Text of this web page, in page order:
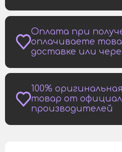
Оплата при
оплачиваете
доставке или
100%
товар от
производителей